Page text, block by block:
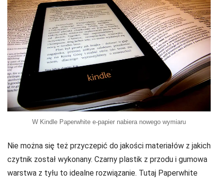
W Kindle Paperwhite e-papier nabiera nowego wymiaru
Nie można się też przyczepić do jakości materiałów z jakich
czytnik został wykonany. Czarny plastik z przodu i gumowa
warstwa z tyłu to idealne rozwiązanie. Tutaj Paperwhite